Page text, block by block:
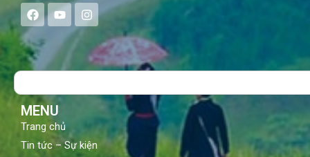
F
a
e
b
o
Y
o
t
b
I
n
s
a
g
Search
MENU
Trang chủ
Tin tức – Sự kiện